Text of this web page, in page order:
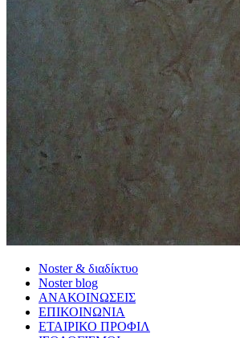
Noster & διαδίκτυο
Noster blog
ΑΝΑΚΟΙΝΩΣΕΙΣ
ΕΠΙΚΟΙΝΩΝΙΑ
ΕΤΑΙΡΙΚΟ ΠΡΟΦΙΛ